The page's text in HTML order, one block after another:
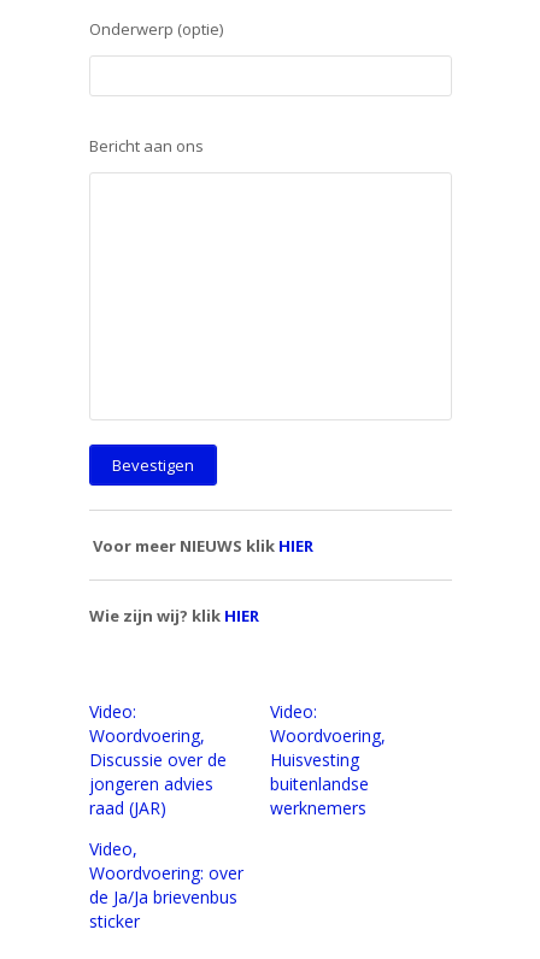
Onderwerp (optie)
Bericht aan ons
Voor meer NIEUWS klik HIER
Wie zijn wij? klik HIER
Video:
Woordvoering,
Discussie over de
jongeren advies
raad (JAR)
Video:
Woordvoering,
Huisvesting
buitenlandse
werknemers
Video,
Woordvoering: over
de Ja/Ja brievenbus
sticker